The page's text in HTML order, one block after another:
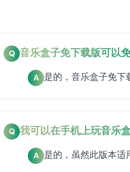
Q 音乐盒子免下载版可以
A 是的，音乐盒子免下
Q 我可以在手机上玩音乐
A 是的，虽然此版本适